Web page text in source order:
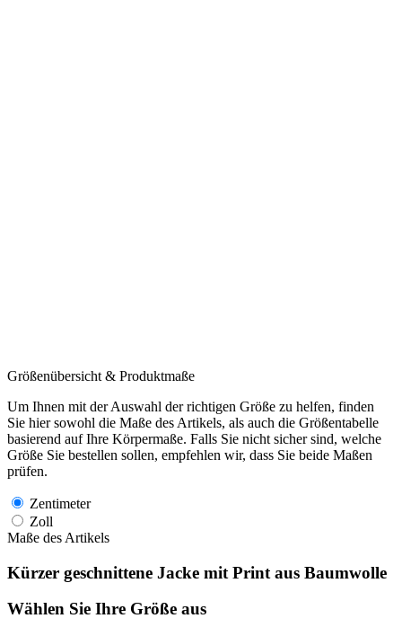
Größenübersicht & Produktmaße
Um Ihnen mit der Auswahl der richtigen Größe zu helfen, finden
Sie hier sowohl die Maße des Artikels, als auch die Größentabelle
basierend auf Ihre Körpermaße. Falls Sie nicht sicher sind, welche
Größe Sie bestellen sollen, empfehlen wir, dass Sie beide Maßen
prüfen.
Zentimeter
Zoll
Maße des Artikels
Kürzer geschnittene Jacke mit Print aus Baumwolle
Wählen Sie Ihre Größe aus